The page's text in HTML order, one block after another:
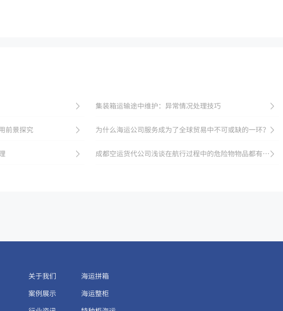
集装箱运输途中维护：异常情况处理技巧
前景探究 为什么海运公司服务成为了全球贸易中不可或缺的一环？
成都空运货代公司浅谈在航行过程中的危险物物品都有哪些
关于我们
案例展示
海运拼箱
海运整柜